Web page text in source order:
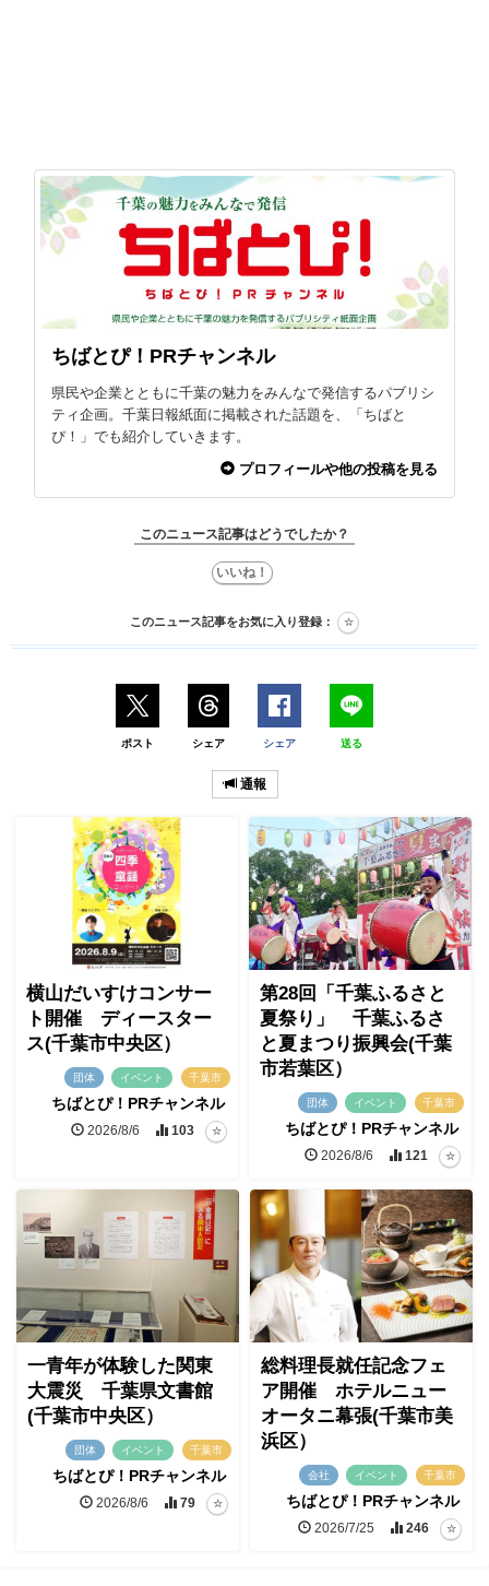
ちばとぴ！PRチャンネル
県民や企業とともに千葉の魅力をみんなで発信するパブリシ
ティ企画。千葉日報紙面に掲載された話題を、「ちばと
ぴ！」でも紹介していきます。
プロフィールや他の投稿を見る
このニュース記事はどうでしたか？
このニュース記事をお気に入り登録：
ポスト シェア シェア 送る
通報
横山だいすけコンサー
ト開催 ディースター
ス(千葉市中央区）
団体 イベント 千葉市
ちばとぴ！PRチャンネル
2026/8/6 103
第28回「千葉ふるさと
夏祭り」 千葉ふるさ
と夏まつり振興会(千葉
市若葉区）
団体 イベント 千葉市
ちばとぴ！PRチャンネル
2026/8/6 121
一青年が体験した関東
大震災 千葉県文書館
(千葉市中央区）
団体 イベント 千葉市
ちばとぴ！PRチャンネル
2026/8/6 79
総料理長就任記念フェ
ア開催 ホテルニュー
オータニ幕張(千葉市美
浜区）
会社 イベント 千葉市
ちばとぴ！PRチャンネル
2026/7/25 246